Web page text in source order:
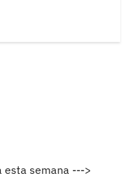
semana --->